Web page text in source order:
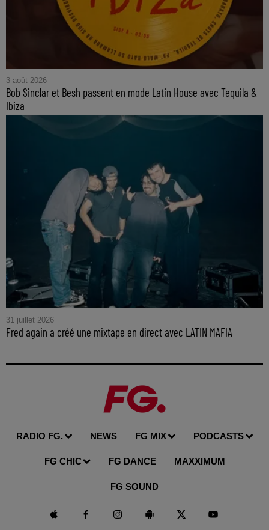
3 août 2026
Bob Sinclar et Besh passent en mode Latin House avec Tequila &
Ibiza
31 juillet 2026
Fred again a créé une mixtape en direct avec LATIN MAFIA
RADIO FG. NEWS FG MIX PODCASTS
FG CHIC FG DANCE MAXXIMUM
FG SOUND